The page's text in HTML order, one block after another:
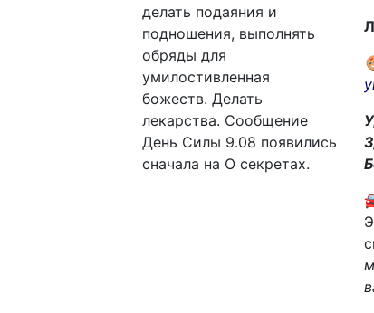
делать подаяния и
подношения, выполнять
обряды для
умилостивленная
божеств. Делать
лекарства. Сообщение
День Силы 9.08 появились
сначала на О секретах.